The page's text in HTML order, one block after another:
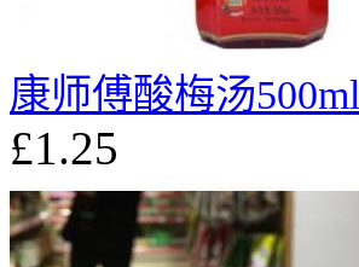
康师傅酸梅汤500ml
£1.25